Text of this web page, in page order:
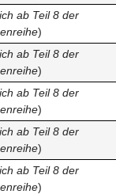
ab Teil 8 der
)
ab Teil 8 der
)
ab Teil 8 der
)
ab Teil 8 der
)
ab Teil 8 der
)